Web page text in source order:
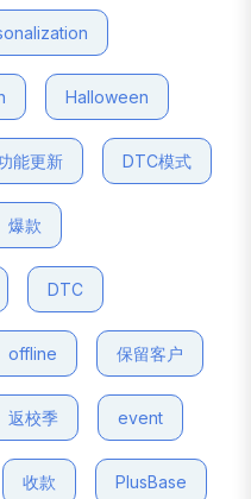
Halloween
能更新 DTC模式
爆款
DTC
offline 保留客户
返校季 event
收款 PlusBase